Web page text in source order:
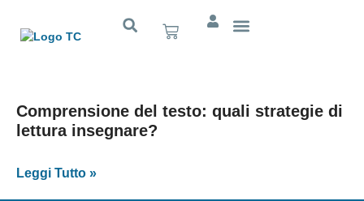
Comprensione del testo: quali strategie di
lettura insegnare?
Leggi Tutto »